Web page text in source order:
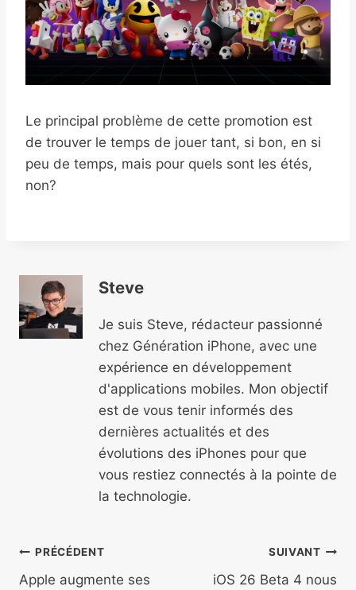
Le principal problème de cette promotion est
de trouver le temps de jouer tant, si bon, en si
peu de temps, mais pour quels sont les étés,
non?
Steve
Je suis Steve, rédacteur passionné
chez Génération iPhone, avec une
expérience en développement
d'applications mobiles. Mon objectif
est de vous tenir informés des
dernières actualités et des
évolutions des iPhones pour que
vous restiez connectés à la pointe de
la technologie.
Navigation
PRÉCÉDENT
Apple augmente ses
SUIVANT
iOS 26 Beta 4 nous